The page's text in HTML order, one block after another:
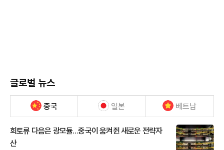
글로벌 뉴스
중국 일본 베트남
희토류 다음은 광모듈…중국이 움켜쥔 새로운 전략자
산